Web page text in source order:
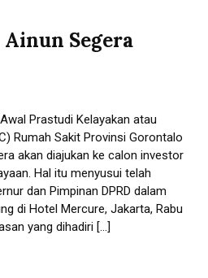
Segera
Prastudi Kelayakan atau
Rumah Sakit Provinsi Gorontalo
akan diajukan ke calon investor
Hal itu menyusui telah
dan Pimpinan DPRD dalam
di Hotel Mercure, Jakarta, Rabu
yang dihadiri […]